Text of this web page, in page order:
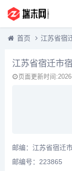
首页 江苏省宿
江苏省宿迁市
页面更新时间
邮编：江苏省宿迁
邮编号：223865